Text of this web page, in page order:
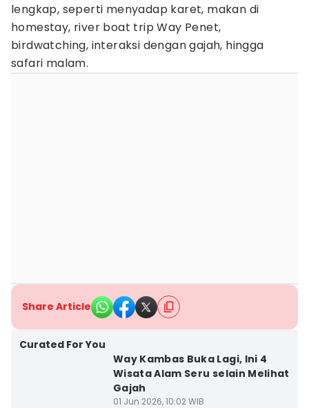
lengkap, seperti menyadap karet, makan di
homestay, river boat trip Way Penet,
birdwatching, interaksi dengan gajah, hingga
safari malam.
Share Article
Curated For You
Way Kambas Buka Lagi, Ini 4
Wisata Alam Seru selain Melihat
Gajah
01 Jun 2026, 10:02 WIB